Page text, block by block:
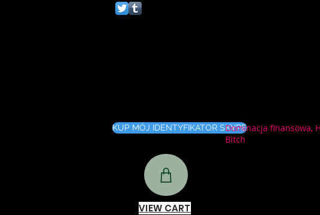
KUP MÓJ IDENTYFIKATOR SKYPE
VIEW CART
Dominacja finansowa,
Bitch